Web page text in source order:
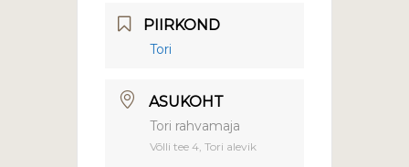
PIIRKOND
Tori
ASUKOHT
Tori rahvamaja
Võlli tee 4, Tori alevik